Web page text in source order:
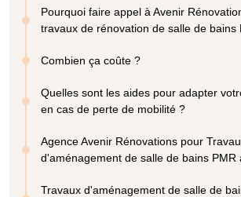
Pourquoi faire appel à Avenir
travaux de rénovation de salle de bains
Combien ça coûte ?
Quelles sont les aides pour adapter
en cas de perte de mobilité ?
Agence Avenir Rénovations pour
d'aménagement de salle de bains PMR
Travaux d'aménagement de salle de